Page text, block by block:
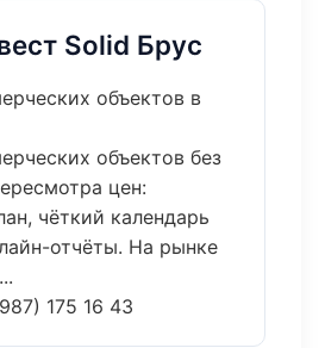
Solid Брус
объектов в
объектов без
цен:
чёткий календарь
отчёты. На рынке
175 16 43